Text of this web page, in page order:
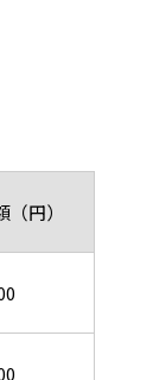
円）